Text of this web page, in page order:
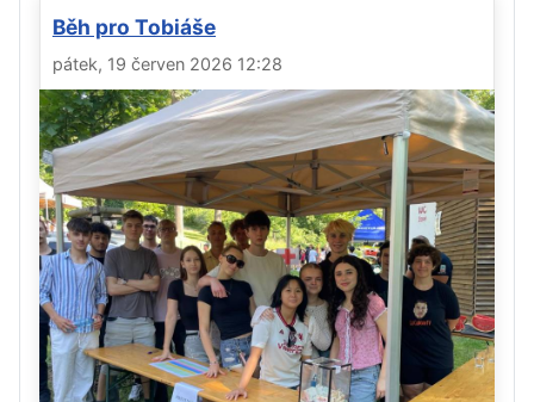
Běh pro Tobiáše
pátek, 19 červen 2026 12:28